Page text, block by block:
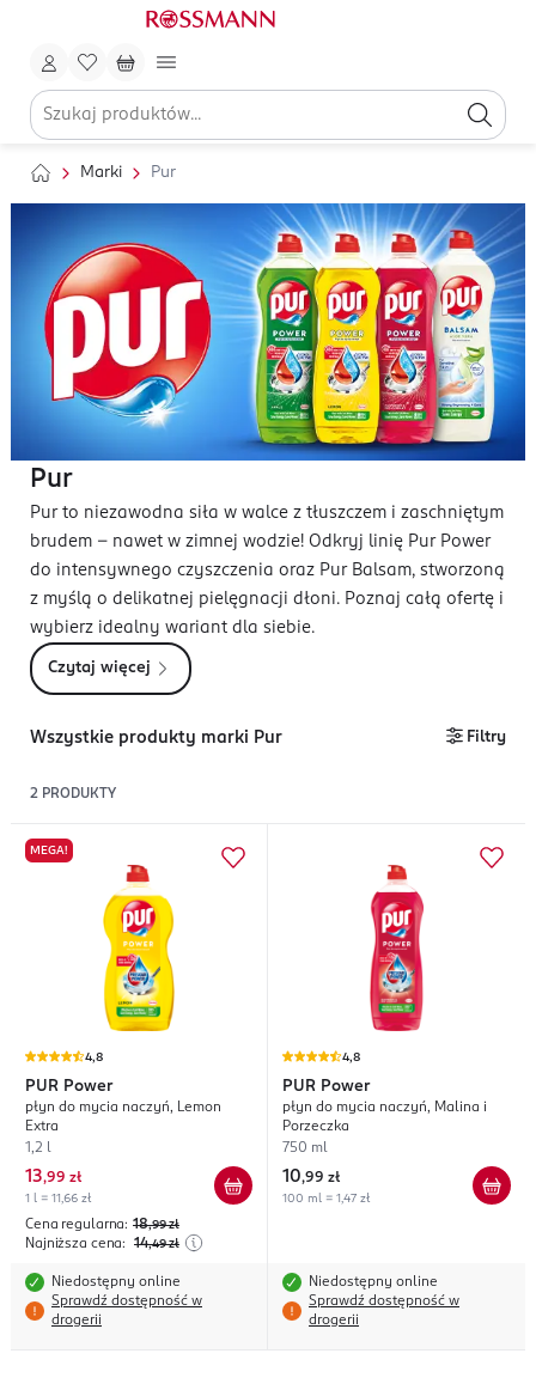
Marki Pur
Pur
Pur to niezawodna siła w walce z tłuszczem i zaschniętym
brudem – nawet w zimnej wodzie! Odkryj linię Pur Power
do intensywnego czyszczenia oraz Pur Balsam, stworzoną
z myślą o delikatnej pielęgnacji dłoni. Poznaj całą ofertę i
wybierz idealny wariant dla siebie.
Czytaj więcej
Wszystkie produkty marki Pur Filtry
2 PRODUKTY
MEGA!
4,8
PUR Power
płyn do mycia naczyń, Lemon
Extra
1,2 l
13,99 zł
1 l = 11,66 zł
Cena regularna: 18,99 zł
Najniższa cena: 14,49 zł
Niedostępny online
Sprawdź dostępność w
drogerii
4,8
PUR Power
płyn do mycia naczyń, Malina i
Porzeczka
750 ml
10,99 zł
100 ml = 1,47 zł
Niedostępny online
Sprawdź dostępność w
drogerii